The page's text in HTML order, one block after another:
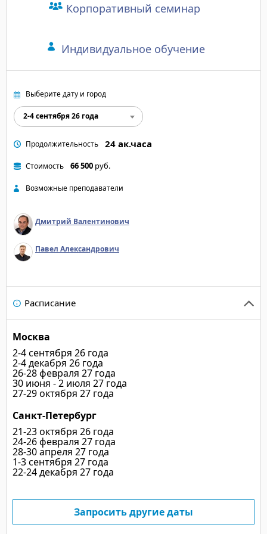
Корпоративный семинар
Индивидуальное обучение
Выберите дату и город
2-4 сентября 26 года
Продолжительность 24 ак.часа
Стоимость 66 500 руб.
Возможные преподаватели
Дмитрий Валентинович
Павел Александрович
Расписание
Москва
2-4 сентября 26 года
2-4 декабря 26 года
26-28 февраля 27 года
30 июня - 2 июля 27 года
27-29 октября 27 года
Санкт-Петербург
21-23 октября 26 года
24-26 февраля 27 года
28-30 апреля 27 года
1-3 сентября 27 года
22-24 декабря 27 года
Запросить другие даты